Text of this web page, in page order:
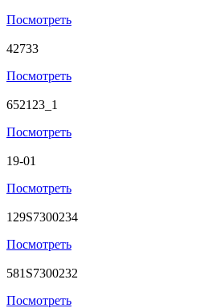
Посмотреть
42733
Посмотреть
652123_1
Посмотреть
19-01
Посмотреть
129S7300234
Посмотреть
581S7300232
Посмотреть